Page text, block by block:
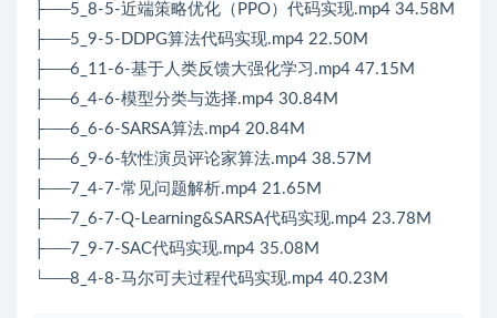
├──5_8-5-近端策略优化（PPO）代码实现.mp4 34.58M
├──5_9-5-DDPG算法代码实现.mp4 22.50M
├──6_11-6-基于人类反馈大强化学习.mp4 47.15M
├──6_4-6-模型分类与选择.mp4 30.84M
├──6_6-6-SARSA算法.mp4 20.84M
├──6_9-6-软性演员评论家算法.mp4 38.57M
├──7_4-7-常见问题解析.mp4 21.65M
├──7_6-7-Q-Learning&SARSA代码实现.mp4 23.78M
├──7_9-7-SAC代码实现.mp4 35.08M
└──8_4-8-马尔可夫过程代码实现.mp4 40.23M